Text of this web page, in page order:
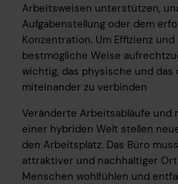
Arbeitsweisen unterstützen,
Aufgabenstellung oder dem
Konzentration. Um Effizienz
bestmögliche Weise
wichtig, das physische und das
miteinander zu verbinden
Veränderte Arbeitsabläufe und
einer hybriden Welt stellen
den Arbeitsplatz. Das Büro
attraktiver und nachhaltiger
Menschen wohlfühlen und